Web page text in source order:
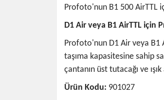
Profoto'nun B1 500 AirTTL
D1 Air veya B1 AirTTL için
Profoto'nun D1 Air veya B1
taşıma kapasitesine sahip
çantanın üst tutacağı ve
Ürün Kodu: 901027